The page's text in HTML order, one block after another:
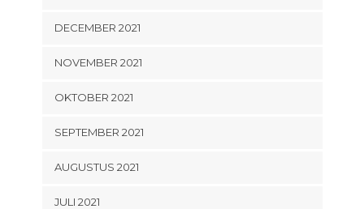
DECEMBER 2021
NOVEMBER 2021
OKTOBER 2021
SEPTEMBER 2021
AUGUSTUS 2021
JULI 2021